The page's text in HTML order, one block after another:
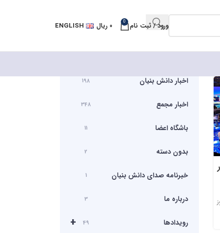
ورود / ثبت نام 0 ۰ ریال ENGLISH
اخبار دانش بنیان 198
اخبار مجمع 348
باشگاه اعضا 11
بدون دسته 2
خبرنامه صدای دانش بنیان 1
درباره ما 3
+ رویدادها 49